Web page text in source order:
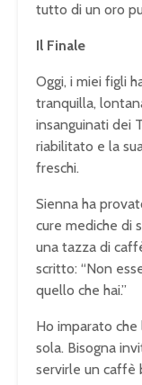
tutto di un oro
Il Finale
Oggi, i miei figli
tranquilla,
insanguinati dei
riabilitato e la
freschi.
Sienna ha
cure mediche di
una tazza di
scritto: “Non
quello che hai.”
Ho imparato che
sola. Bisogna
servirle un caffè